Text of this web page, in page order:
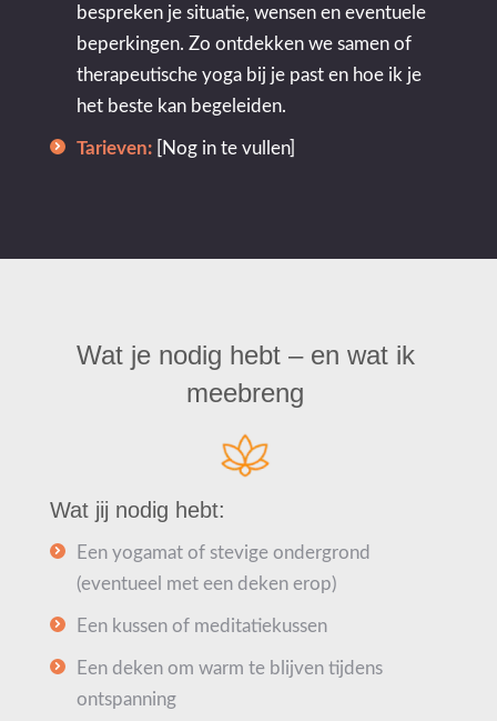
bespreken je situatie, wensen en eventuele
beperkingen. Zo ontdekken we samen of
therapeutische yoga bij je past en hoe ik je
het beste kan begeleiden.
Tarieven:[Nog in te vullen]
Wat je nodig hebt – en wat ik
meebreng
Wat jij nodig hebt:
Een yogamat of stevige ondergrond
(eventueel met een deken erop)
Een kussen of meditatiekussen
Een deken om warm te blijven tijdens
ontspanning